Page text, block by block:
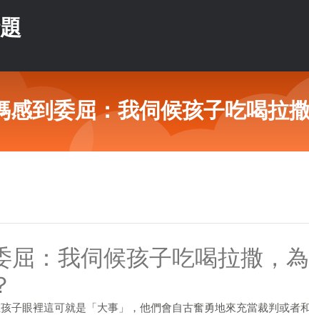
感到委屈：我伺候孩子吃喝拉
屈：我伺候孩子吃喝拉撒，
子眼裡這可就是「大事」，他們會自古奮勇地來充當裁判或者